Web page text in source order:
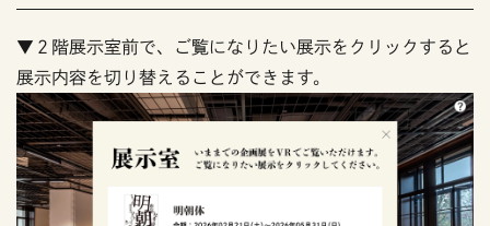
▼２階展示室前で、ご覧になりたい展示をクリックすると
展示内容を切り替えることができます。